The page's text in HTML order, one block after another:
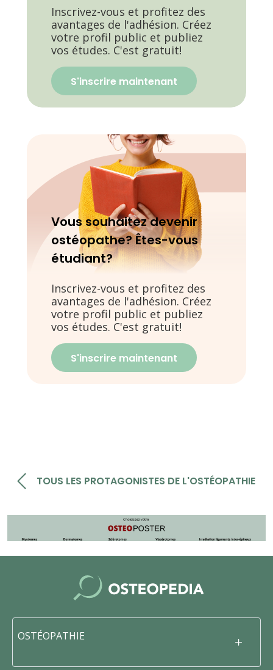
Inscrivez-vous et profitez des
avantages de l'adhésion. Créez
votre profil public et publiez
vos études. C'est gratuit!
S'inscrire maintenant
Vous souhaitez devenir
ostéopathe? Êtes-vous
étudiant?
Inscrivez-vous et profitez des
avantages de l'adhésion. Créez
votre profil public et publiez
vos études. C'est gratuit!
S'inscrire maintenant
TOUS LES PROTAGONISTES DE L'OSTÉOPATHIE
OSTÉOPATHIE